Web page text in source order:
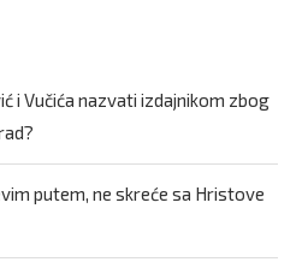
i Vučića nazvati izdajnikom zbog
putem, ne skreće sa Hristove